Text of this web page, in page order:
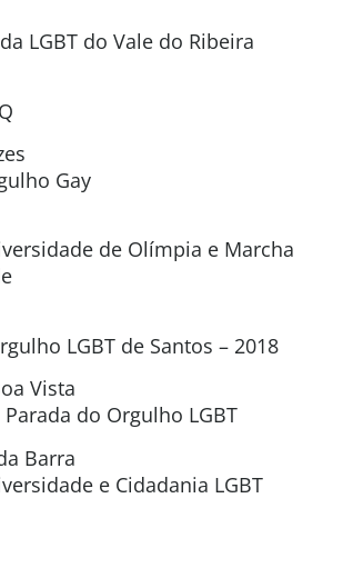
LGBT do Vale do Ribeira
Gay
de Olímpia e Marcha
LGBT de Santos – 2018
Vista
Parada do Orgulho LGBT
Barra
e Cidadania LGBT